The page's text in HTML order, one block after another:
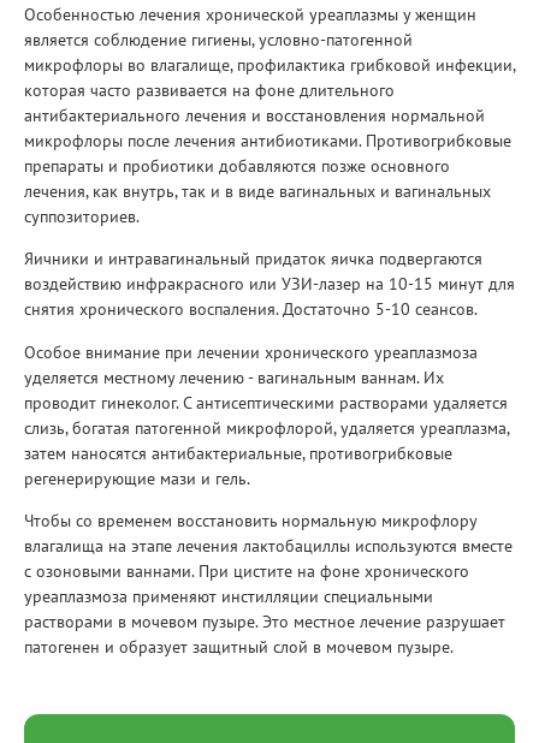
Особенностью лечения хронической уреаплазмы у женщин
является соблюдение гигиены, условно-патогенной
микрофлоры во влагалище, профилактика грибковой инфекции,
которая часто развивается на фоне длительного
антибактериального лечения и восстановления нормальной
микрофлоры после лечения антибиотиками. Противогрибковые
препараты и пробиотики добавляются позже основного
лечения, как внутрь, так и в виде вагинальных и вагинальных
суппозиториев.
Яичники и интравагинальный придаток яичка подвергаются
воздействию инфракрасного или УЗИ-лазер на 10-15 минут для
снятия хронического воспаления. Достаточно 5-10 сеансов.
Особое внимание при лечении хронического уреаплазмоза
уделяется местному лечению - вагинальным ваннам. Их
проводит гинеколог. С антисептическими растворами удаляется
слизь, богатая патогенной микрофлорой, удаляется уреаплазма,
затем наносятся антибактериальные, противогрибковые
регенерирующие мази и гель.
Чтобы со временем восстановить нормальную микрофлору
влагалища на этапе лечения лактобациллы используются вместе
с озоновыми ваннами. При цистите на фоне хронического
уреаплазмоза применяют инстилляции специальными
растворами в мочевом пузыре. Это местное лечение разрушает
патогенен и образует защитный слой в мочевом пузыре.